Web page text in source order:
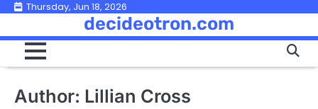
Skip
content
Thursday, Jun 18, 2026
decideotron.com
Author: Lillian Cross